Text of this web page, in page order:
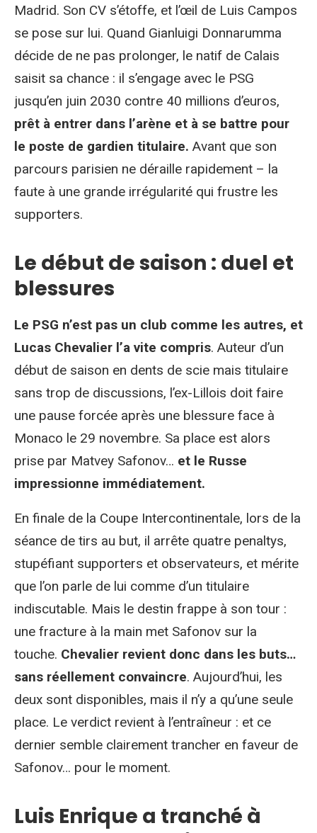
Madrid. Son CV s’étoffe, et l’œil de Luis Campos
se pose sur lui. Quand Gianluigi Donnarumma
décide de ne pas prolonger, le natif de Calais
saisit sa chance : il s’engage avec le PSG
jusqu’en juin 2030 contre 40 millions d’euros,
prêt à entrer dans l’arène et à se battre pour
le poste de gardien titulaire. Avant que son
parcours parisien ne déraille rapidement – la
faute à une grande irrégularité qui frustre les
supporters.
Le début de saison : duel et
blessures
Le PSG n’est pas un club comme les autres, et
Lucas Chevalier l’a vite compris. Auteur d’un
début de saison en dents de scie mais titulaire
sans trop de discussions, l’ex-Lillois doit faire
une pause forcée après une blessure face à
Monaco le 29 novembre. Sa place est alors
prise par Matvey Safonov… et le Russe
impressionne immédiatement.
En finale de la Coupe Intercontinentale, lors de la
séance de tirs au but, il arrête quatre penaltys,
stupéfiant supporters et observateurs, et mérite
que l’on parle de lui comme d’un titulaire
indiscutable. Mais le destin frappe à son tour :
une fracture à la main met Safonov sur la
touche. Chevalier revient donc dans les buts…
sans réellement convaincre. Aujourd’hui, les
deux sont disponibles, mais il n’y a qu’une seule
place. Le verdict revient à l’entraîneur : et ce
dernier semble clairement trancher en faveur de
Safonov… pour le moment.
Luis Enrique a tranché à